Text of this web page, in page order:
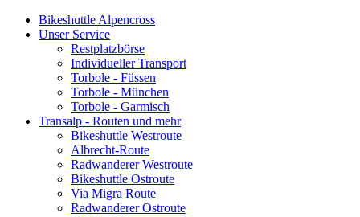
Bikeshuttle Alpencross
Unser Service
Restplatzbörse
Individueller Transport
Torbole - Füssen
Torbole - München
Torbole - Garmisch
Transalp - Routen und mehr
Bikeshuttle Westroute
Albrecht-Route
Radwanderer Westroute
Bikeshuttle Ostroute
Via Migra Route
Radwanderer Ostroute